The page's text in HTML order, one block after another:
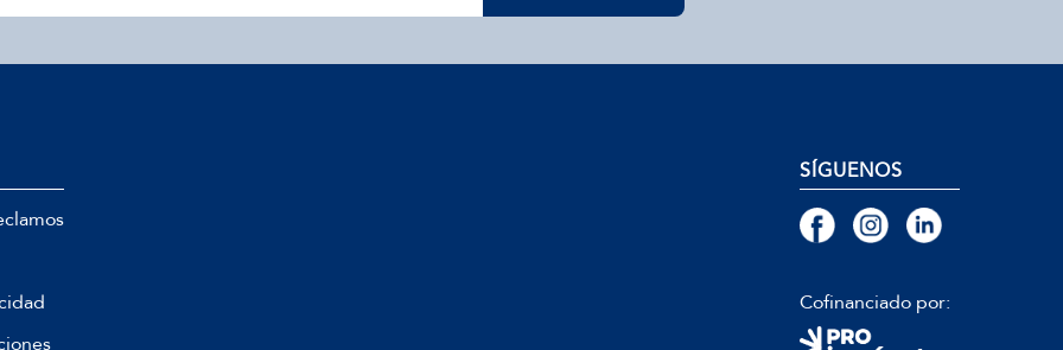
SÍGUENOS
Cofinanciado por: